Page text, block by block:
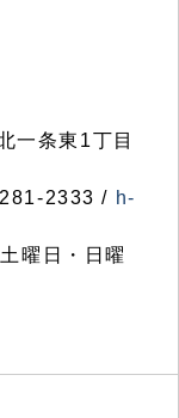
一条東1丁目
2333 / h-
曜日・日曜